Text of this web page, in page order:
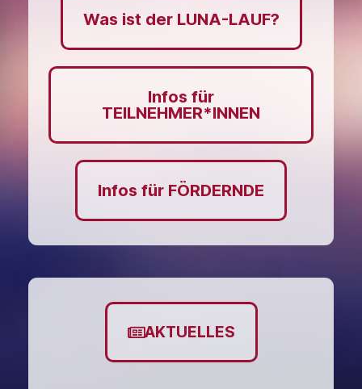
Was ist der LUNA-LAUF?
Infos für
TEILNEHMER*INNEN
Infos für FÖRDERNDE
AKTUELLES